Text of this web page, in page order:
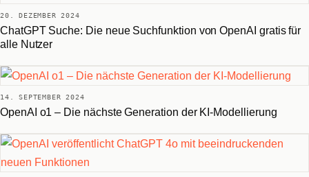
20. DEZEMBER 2024
ChatGPT Suche: Die neue Suchfunktion von OpenAI gratis für
alle Nutzer
14. SEPTEMBER 2024
OpenAI o1 – Die nächste Generation der KI-Modellierung